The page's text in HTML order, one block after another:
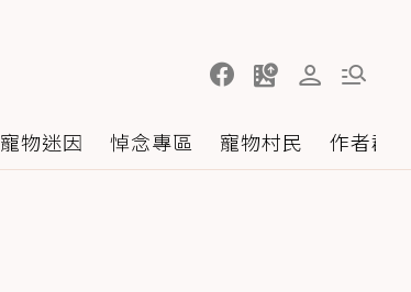
寵物迷因 悼念專區 寵物村民 作者群